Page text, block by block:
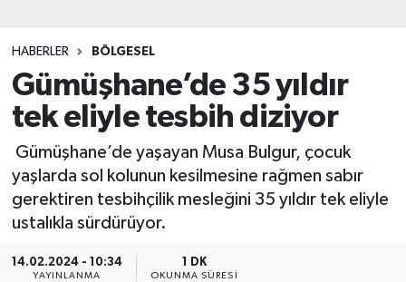
HABERLER BÖLGESEL
Gümüşhane’de 35 yıldır
tek eliyle tesbih diziyor
Gümüşhane’de yaşayan Musa Bulgur, çocuk
yaşlarda sol kolunun kesilmesine rağmen sabır
gerektiren tesbihçilik mesleğini 35 yıldır tek eliyle
ustalıkla sürdürüyor.
14.02.2024 - 10:34
YAYINLANMA
1 DK
OKUNMA SÜRESI
Teknoloji
TRABZON
TRABZONSPOR
Yaşam